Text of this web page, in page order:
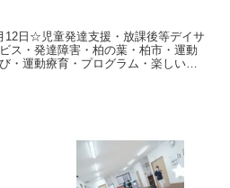
12日☆児童発達支援・放課後等デイサ
ス・発達障害・柏の葉・柏市・運動
・運動療育・プログラム・楽しい療